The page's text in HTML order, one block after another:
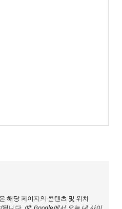
해당 페이지의 콘텐츠 및 위치